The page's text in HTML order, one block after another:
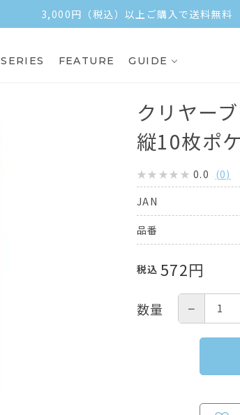
3,000円（税込）以上ご購入で送料無料
SERIES FEATURE GUIDE
クリヤー
縦10枚ポ
0.0 (0)
JAN
品番
税込 572円
数量 −